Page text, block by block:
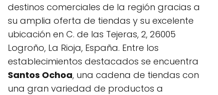
destinos comerciales de la región gracias a
su amplia oferta de tiendas y su excelente
ubicación en C. de las Tejeras, 2, 26005
Logroño, La Rioja, España. Entre los
establecimientos destacados se encuentra
Santos Ochoa, una cadena de tiendas con
una gran variedad de productos a